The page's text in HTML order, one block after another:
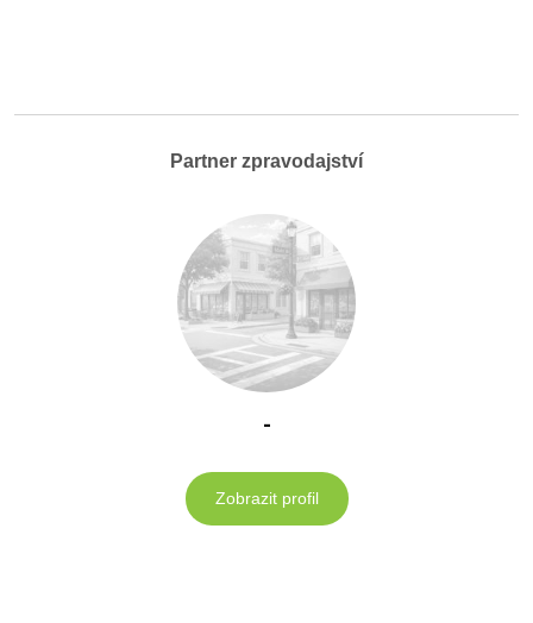
Partner zpravodajství
-
Zobrazit profil